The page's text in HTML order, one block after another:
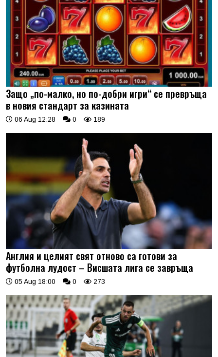
Защо „по-малко, но по-добри игри“ се превръща
в новия стандарт за казината
06 Aug 12:28 0 189
Англия и целият свят отново са готови за
футболна лудост – Висшата лига се завръща
05 Aug 18:00 0 273